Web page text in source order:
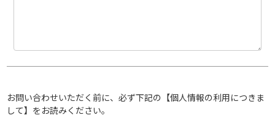
お問い合わせいただく前に、必ず下記の【個人情報の利用につきま
して】をお読みください。